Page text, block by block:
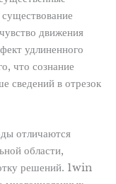
движения
удлиненного
что сознание
сведений в отрезок
отличаются
области,
решений. 1win